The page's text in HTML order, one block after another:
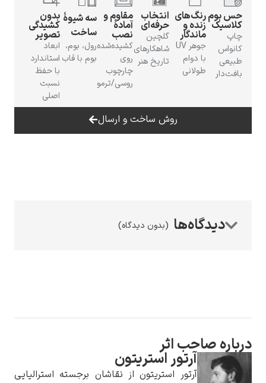
ادگار دگا
پیر آگوست رنوآر
رنگ‌های
زنده و
ماندگار
جوهر UV
با دوام
طولانی
انتخاب
حرفه‌ای
گلچین
شاهکارهای
تاریخ هنر
مقاوم و
آمادهٔ
نصب
کشیده‌شده
روی
چارچوب
سه شیوهٔ
ساخت
رول، بوم،
بوم با قاب
بدون
کشیدگی
تصویر
ابعاد
استاندارد
با حفظ
نسبت
روش ساخت و ارسال
(بدون دیدگاه)
اثر
آرتور استریتون
آرتور استریتون از نقاشان برجسته استرالیایی